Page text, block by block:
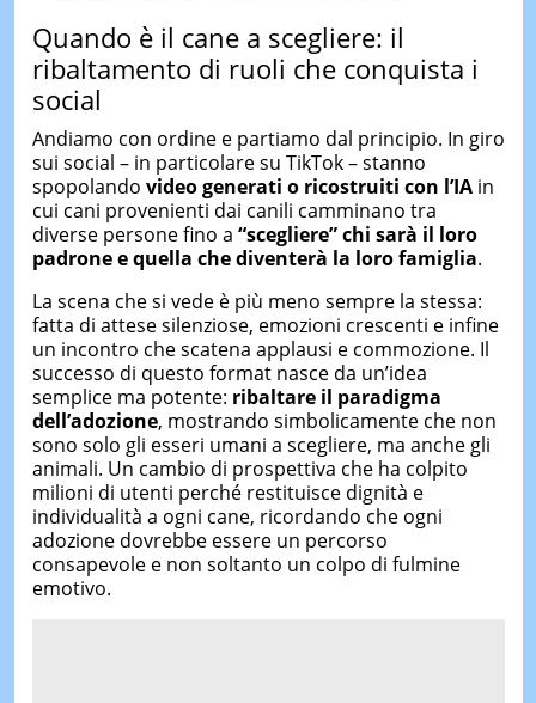
Quando è il cane a scegliere: il
ribaltamento di ruoli che conquista i
social
Andiamo con ordine e partiamo dal principio. In giro
sui social – in particolare su TikTok – stanno
spopolando video generati o ricostruiti con l’IAin
cui cani provenienti dai canili camminano tra
diverse persone fino a “scegliere”chi sarà il loro
padrone equella che diventerà la loro famiglia.
La scena che si vede è più meno sempre la stessa:
fatta di attese silenziose, emozioni crescenti e infine
un incontro che scatena applausi e commozione. Il
successo di questo format nasce da un’idea
semplice ma potente: ribaltare il paradigma
dell’adozione, mostrando simbolicamente che non
sono solo gli esseri umani a scegliere, ma anche gli
animali. Un cambio di prospettiva che ha colpito
milioni di utenti perché restituisce dignità e
individualità a ogni cane, ricordando che ogni
adozione dovrebbe essere un percorso
consapevole e non soltanto un colpo di fulmine
emotivo.